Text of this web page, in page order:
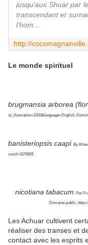
jusqu'aux Shuar par
transcendant et
l'hom...
Le monde spirituel
brugmansia arborea
id_illustration=1003&language=English,
banisteriopsis caapi By
curid=3374805
nicotiana tabacum Par
Domaine public,
Les Achuar cultivent
réaliser des transes et
contact avec les esprits